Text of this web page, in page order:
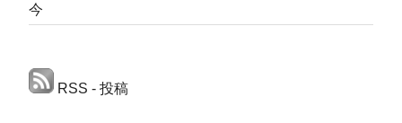
今
RSS - 投稿